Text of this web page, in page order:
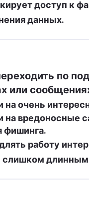
доступ к
данных.
по
или
на очень
на вредоносные
фишинга.
работу
слишком